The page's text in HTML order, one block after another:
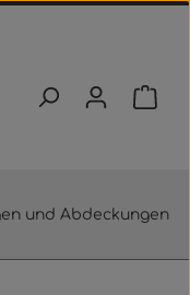
und Abdeckungen